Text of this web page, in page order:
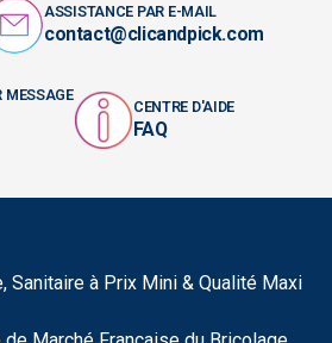
ASSISTANCE PAR E-MAIL
contact@clicandpick.com
MESSAGE
CENTRE D'AIDE
FAQ
Sanitaire à Prix Mini & Qualité Maxi